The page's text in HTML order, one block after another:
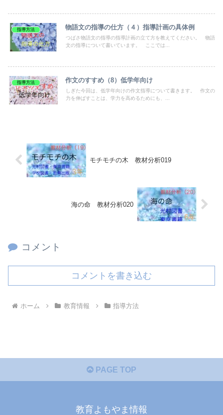
指導方法 物語文の指導の仕方（４）指導計画の具体例
つばさ物語文の指導の指導計画の立て方を教えてください。 物語
文の指導について書いています。 ここでは...
指導方法 作文のすすめ（8）低学年向け
しぎた今回は、低学年向けの作文指導について書きます。 作文の
力を伸ばすことは、学力を高めるためにも、...
モチモチの木 教材分析019
海の命 教材分析020
コメント
コメントを書き込む
ホーム 教育情報 指導方法
PAGE TOP
教育よもやま情報